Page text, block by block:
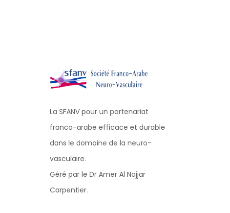
La SFANV pour un partenariat
franco-arabe efficace et durable
dans le domaine de la neuro-
vasculaire.
Géré par le Dr Amer Al Najjar
Carpentier.